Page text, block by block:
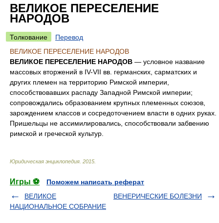
ВЕЛИКОЕ ПЕРЕСЕЛЕНИЕ
НАРОДОВ
Толкование
Перевод
ВЕЛИКОЕ ПЕРЕСЕЛЕНИЕ НАРОДОВ
ВЕЛИКОЕ ПЕРЕСЕЛЕНИЕ НАРОДОВ — условное название
массовых вторжений в IV-VII вв. германских, сарматских и
других племен на территорию Римской империи,
способствовавших распаду Западной Римской империи;
сопровождались образованием крупных племенных союзов,
зарождением классов и сосредоточением власти в одних руках.
Пришельцы не ассимилировались, способствовали забвению
римской и греческой культур.
Юридическая энциклопедия 2015
Игры ⚽
Поможем написать реферат
ВЕЛИКОЕ
НАЦИОНАЛЬНОЕ СОБРАНИЕ
ВЕНЕРИЧЕСКИЕ БОЛЕЗНИ